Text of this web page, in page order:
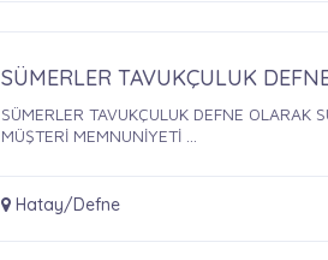
SÜMERLER TAVUKÇULUK
SÜMERLER TAVUKÇULUK DEFNE OLARAK
MÜŞTERİ MEMNUNİYETİ ...
Hatay/Defne